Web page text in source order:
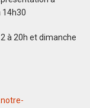
14h30
à 20h et dimanche